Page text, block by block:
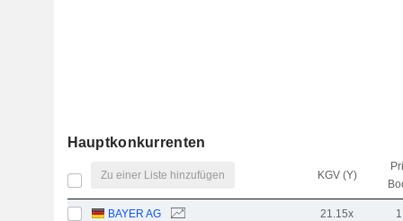
Hauptkonkurrenten
Zu einer Liste hinzufügen KGV (Y)
BAYER AG 21.15x